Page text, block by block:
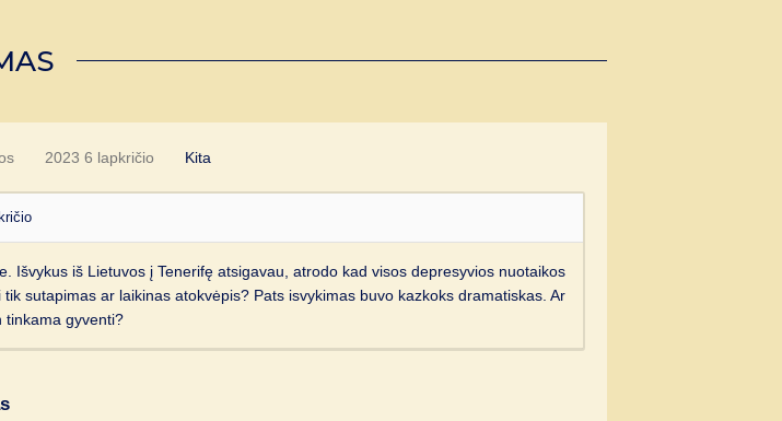
2023 6 lapkričio Kita
Išvykus iš Lietuvos į Tenerifę atsigavau, atrodo kad visos depresyvios nuotaikos
tik sutapimas ar laikinas atokvėpis? Pats isvykimas buvo kazkoks dramatiskas. Ar
tinkama gyventi?